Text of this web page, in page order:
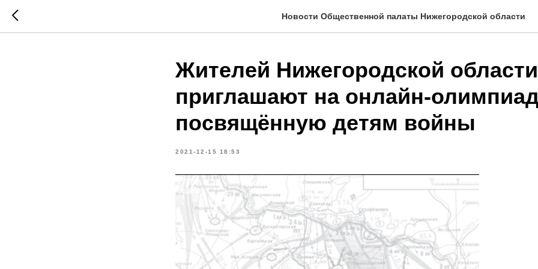
Новости Общественной палаты Нижегородской области
Жителей Нижегородской области
приглашают на онлайн-
посвящённую детям войны
2021-12-15 18:53